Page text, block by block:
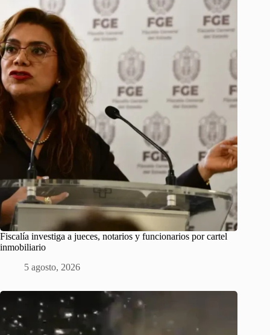
Fiscalía investiga a jueces, notarios y funcionarios por cartel
inmobiliario
5 agosto, 2026